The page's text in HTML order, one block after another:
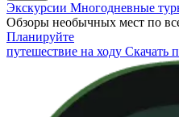
Экскурсии Многодневные
Обзоры необычных мест по
Планируйте
путешествие на ходу Скачать